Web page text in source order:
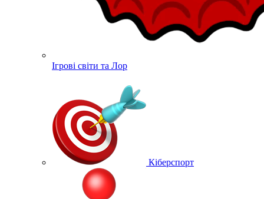
Ігрові світи та Лор
Кіберспорт